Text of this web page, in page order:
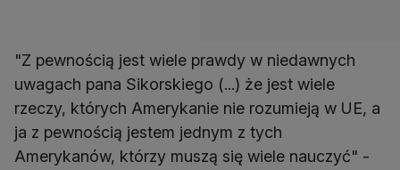
"Z pewnością jest wiele prawdy w niedawnych
uwagach pana Sikorskiego (...) że jest wiele
rzeczy, których Amerykanie nie rozumieją w UE, a
ja z pewnością jestem jednym z tych
Amerykanów, którzy muszą się wiele nauczyć" -